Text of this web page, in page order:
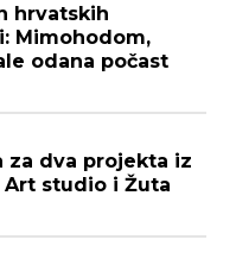
hrvatskih
Mimohodom,
odana počast
za dva projekta iz
Art studio i Žuta